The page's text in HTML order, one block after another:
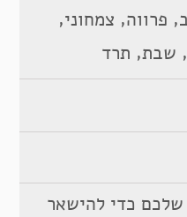
, פרווה, צמחוני,
, שבת, תרד
שלכם כדי להישאר